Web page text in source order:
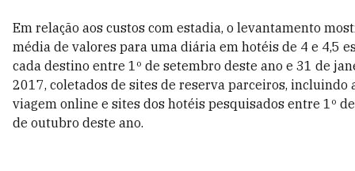
Em relação aos custos com estadia, o levantamento
média de valores para uma diária em hotéis de 4 e 4,5
cada destino entre 1º de setembro deste ano e 31 de
2017, coletados de sites de reserva parceiros, incluindo
viagem online e sites dos hotéis pesquisados entre 1º
de outubro deste ano.